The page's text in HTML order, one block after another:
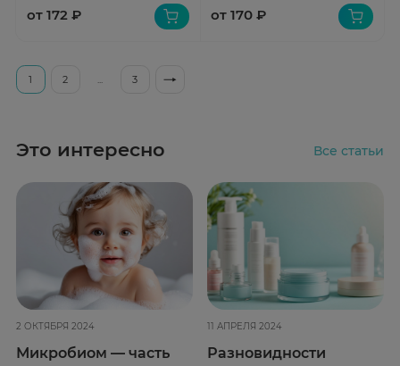
от 172 ₽ от 170 ₽
1 2 ... 3
Это интересно Все статьи
2 ОКТЯБРЯ 2024
Микробиом — часть
11 АПРЕЛЯ 2024
Разновидности